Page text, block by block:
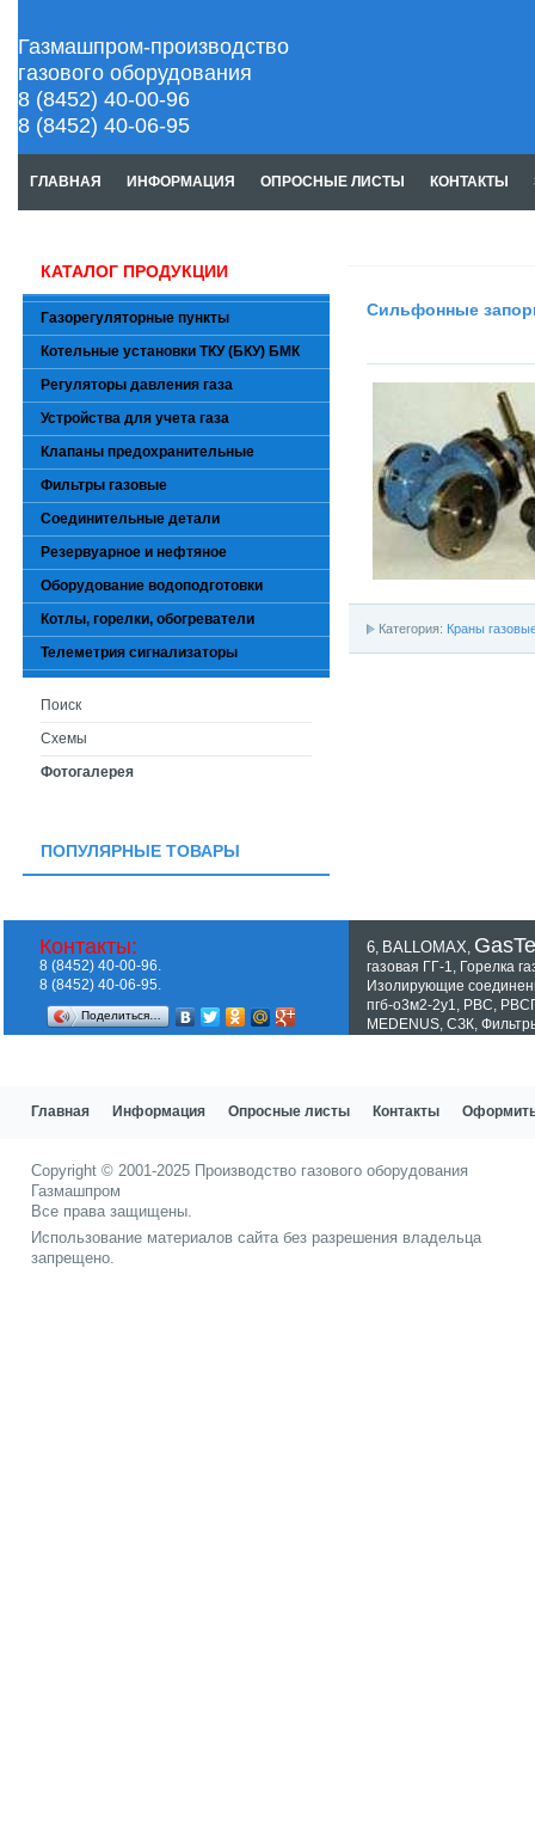
Газмашпром-производство
газового оборудования
8 (8452) 40-00-96
8 (8452) 40-06-95
ГЛАВНАЯ ИНФОРМАЦИЯ ОПРОСНЫЕ ЛИСТЫ КОНТАКТЫ
Сильфонные
Категория: Краны
КАТАЛОГ ПРОДУКЦИИ
Газорегуляторные пункты
Котельные установки ТКУ (БКУ) БМК
Регуляторы давления газа
Устройства для учета газа
Клапаны предохранительные
Фильтры газовые
Соединительные детали
Резервуарное и нефтяное
Оборудование водоподготовки
Котлы, горелки, обогреватели
Телеметрия сигнализаторы
Поиск
Схемы
Фотогалерея
ПОПУЛЯРНЫЕ ТОВАРЫ
6, BALLOMAX,
газовая ГГ-1, Горелка
Изолирующие
пгб-о3м2-2у1, РВС,
MEDENUS, СЗК,
Контакты:
8 (8452) 40-00-96.
8 (8452) 40-06-95.
Поделиться…
Главная Информация Опросные листы Контакты Оформить
Copyright © 2001-2025 Производство газового оборудования
Газмашпром
Все права защищены.
Использование материалов сайта без разрешения владельца
запрещено.